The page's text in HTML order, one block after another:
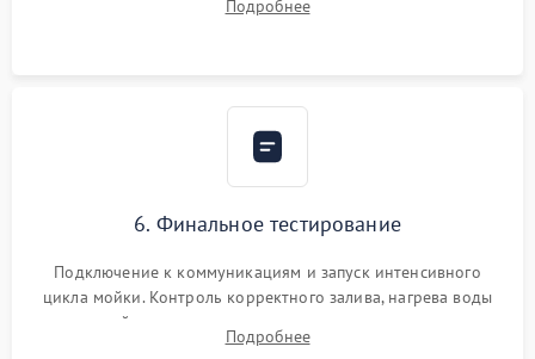
сборка корпуса и установка датчика поплавка.
Подробнее
6. Финальное тестирование
Подключение к коммуникациям и запуск интенсивного
цикла мойки. Контроль корректного залива, нагрева воды
до нужной температуры, отсутствия посторонних шумов,
штатного слива и абсолютной сухости в поддоне.
Подробнее